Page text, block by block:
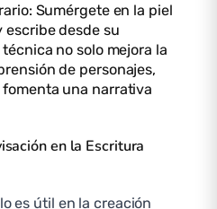
Sumérgete en la piel
escribe desde su
no solo mejora la
de personajes,
una narrativa
en la Escritura
es útil en la creación